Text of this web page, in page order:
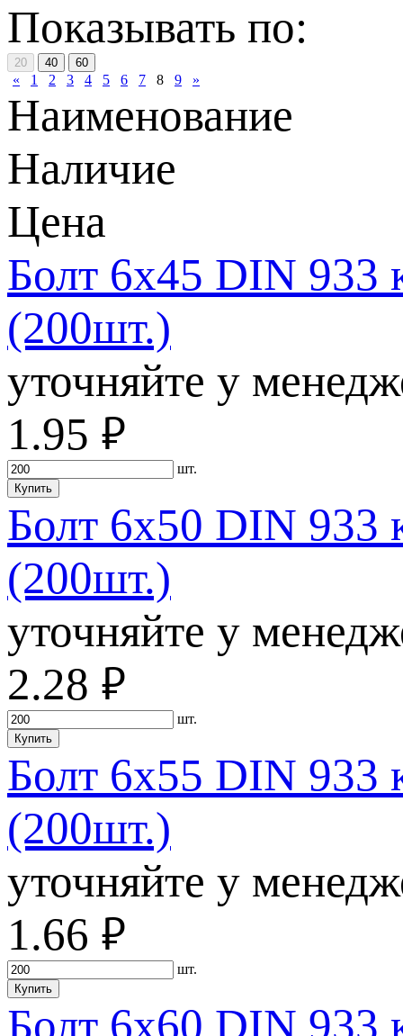
Показывать по:
20 40 60
« 1 2 3 4 5 6 7 8 9 »
Наименование
Наличие
Цена
Болт 6х45 DIN 933
(200шт.)
уточняйте у
1.95 руб.
шт.
Купить
Болт 6х50 DIN 933
(200шт.)
уточняйте у
2.28 руб.
шт.
Купить
Болт 6х55 DIN 933
(200шт.)
уточняйте у
1.66 руб.
шт.
Купить
Болт 6х60 DIN 933